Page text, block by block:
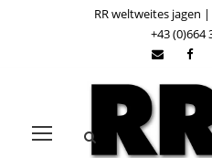
RR weltweites jagen
+43 (0)664